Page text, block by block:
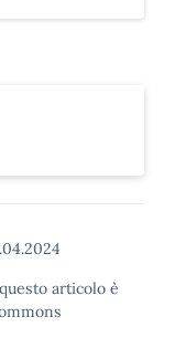
articolo è